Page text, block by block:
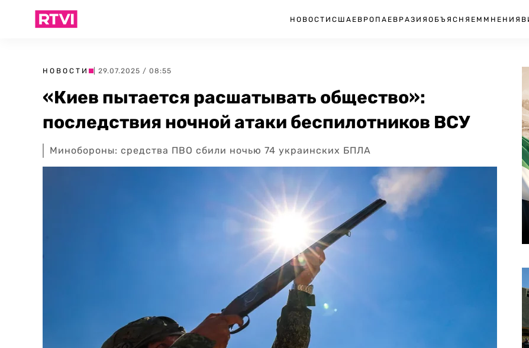
НОВОСТИ США ЕВРОПА ЕВРАЗИЯ ОБЪЯСНЯЕМ МНЕНИЯ
НОВОСТИ | 29.07.2025 / 08:55
«Киев пытается расшатывать общество»:
последствия ночной атаки беспилотников ВСУ
Минобороны: средства ПВО сбили ночью 74 украинских БПЛА